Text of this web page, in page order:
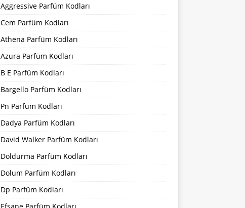
Aggressive Parfüm Kodları
Cem Parfüm Kodları
Athena Parfüm Kodları
Azura Parfüm Kodları
B E Parfüm Kodları
Bargello Parfüm Kodları
Pn Parfüm Kodları
Dadya Parfüm Kodları
David Walker Parfüm Kodları
Doldurma Parfüm Kodları
Dolum Parfüm Kodları
Dp Parfüm Kodları
Efsane Parfüm Kodları